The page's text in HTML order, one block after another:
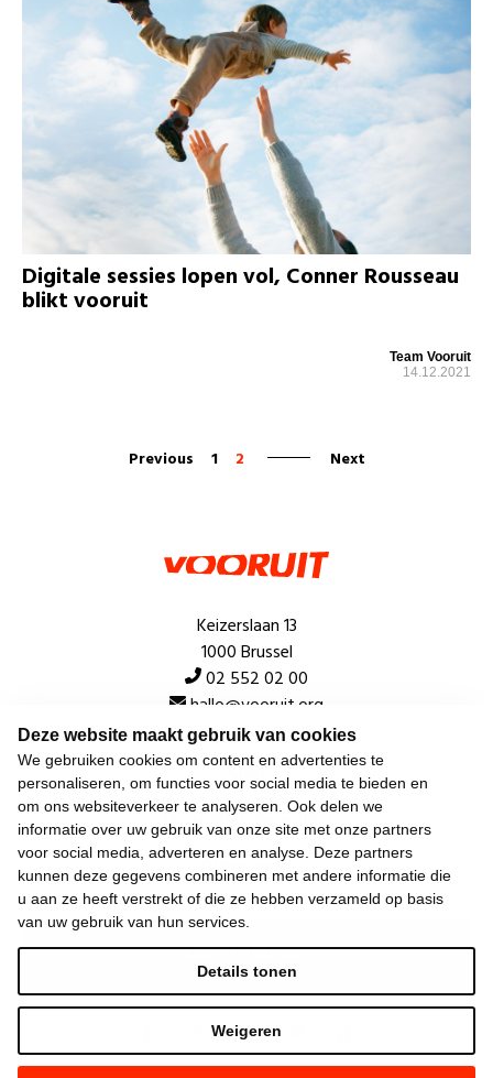
Deze website maakt gebruik van cookies
We gebruiken cookies om content en advertenties te
personaliseren, om functies voor social media te bieden en
om ons websiteverkeer te analyseren. Ook delen we
informatie over uw gebruik van onze site met onze partners
voor social media, adverteren en analyse. Deze partners
kunnen deze gegevens combineren met andere informatie die
u aan ze heeft verstrekt of die ze hebben verzameld op basis
van uw gebruik van hun services.
Weigeren
Details tonen
Digitale sessies lopen vol, Conner Rousseau
blikt vooruit
Team Vooruit
14.12.2021
Previous 1 2 Next
Keizerslaan 13
1000 Brussel
02 552 02 00
hallo@vooruit.org
Snel
Over de beweging
Algemeen
Laatste nieuws